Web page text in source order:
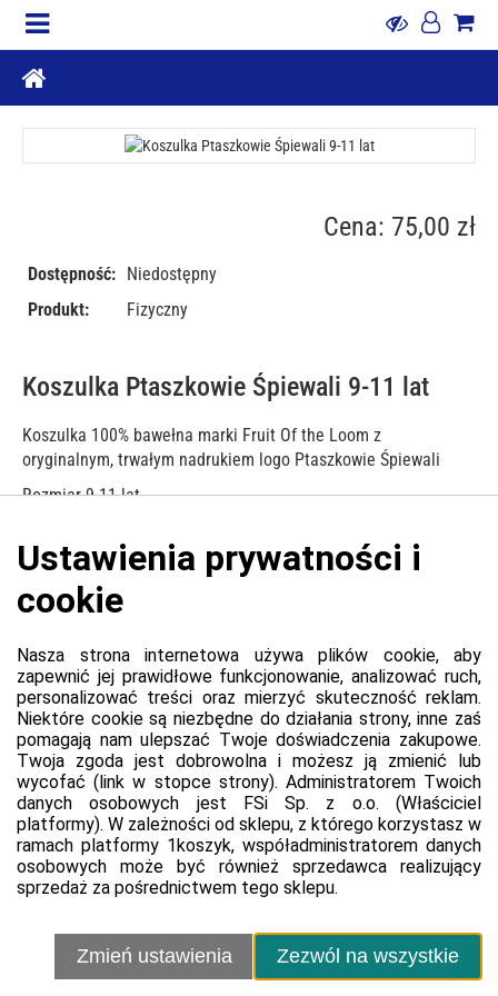
Koszulka Ptaszkowie Śpiewali 9-11 lat
Koszulka 100% bawełna marki Fruit Of the Loom z
oryginalnym, trwałym nadrukiem logo Ptaszkowie Śpiewali
Rozmiar 9-11 lat
Cena: 75,00 zł
Dostępność: Niedostępny
Produkt:
Fizyczny
Informacje o platformie
Regulamin dla kupujących
Polityka prywatności platformy
Zgłoś błąd lub naruszenie
Ustawienia cookie
Sprzedawca
Kontakt